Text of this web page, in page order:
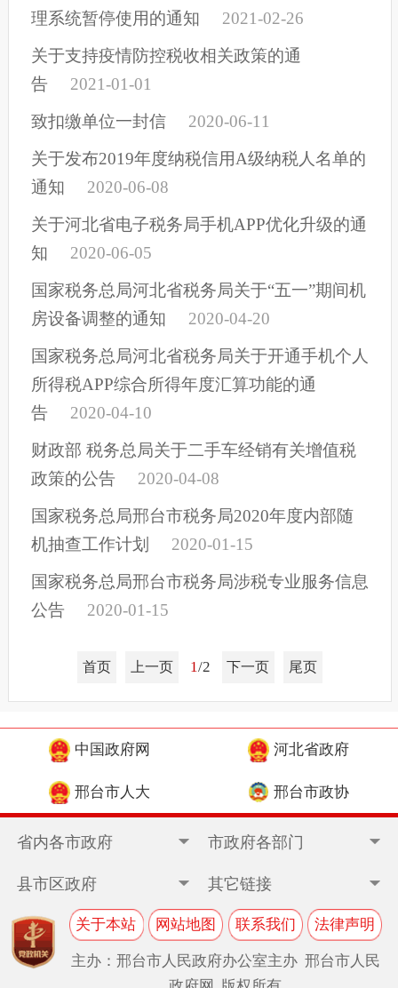
理系统暂停使用的通知
2021-02-26
关于支持疫情防控税收相关政策的通
告
2021-01-01
致扣缴单位一封信
2020-06-11
关于发布2019年度纳税信用A级纳税人名单的
通知
2020-06-08
关于河北省电子税务局手机APP优化升级的通
知
2020-06-05
国家税务总局河北省税务局关于“五一”期间机
房设备调整的通知
2020-04-20
国家税务总局河北省税务局关于开通手机个人
所得税APP综合所得年度汇算功能的通
告
2020-04-10
财政部 税务总局关于二手车经销有关增值税
政策的公告
2020-04-08
国家税务总局邢台市税务局2020年度内部随
机抽查工作计划
2020-01-15
国家税务总局邢台市税务局涉税专业服务信息
公告
2020-01-15
首页 上一页 1/2 下一页 尾页
中国政府网 河北省政府
邢台市人大 邢台市政协
省内各市政府 市政府各部门
县市区政府 其它链接
关于本站 网站地图 联系我们 法律声明
主办：邢台市人民政府办公室主办 邢台市人民